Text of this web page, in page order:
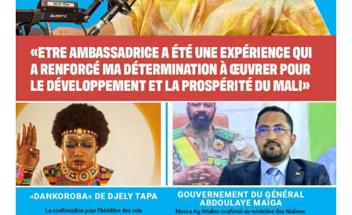
ANNUEL MENSUEL
CHOISIR LE FORFAIT